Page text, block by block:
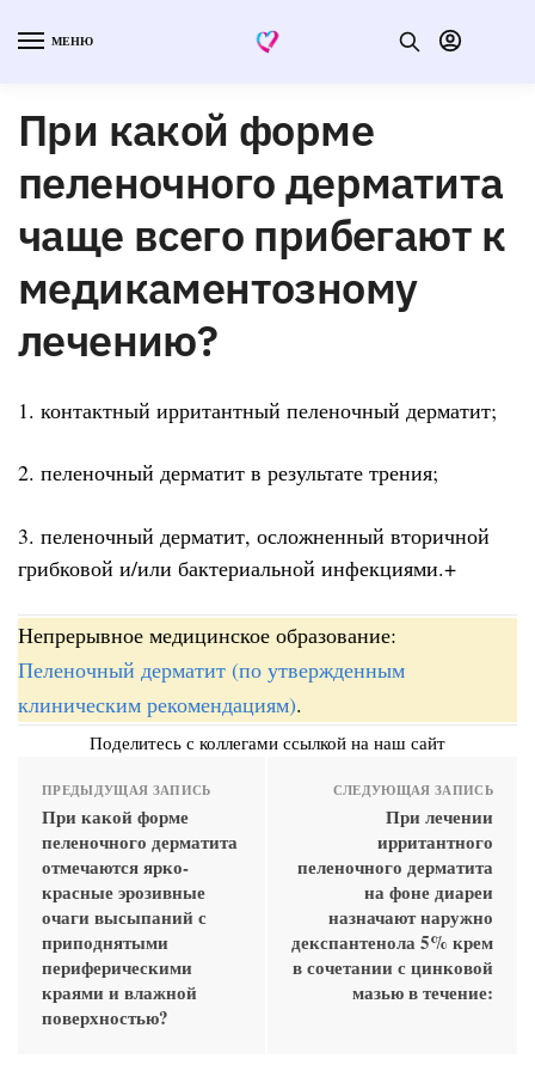
МЕНЮ
При какой форме
пеленочного дерматита
чаще всего прибегают к
медикаментозному
лечению?
1. контактный ирритантный пеленочный дерматит;
2. пеленочный дерматит в результате трения;
3. пеленочный дерматит, осложненный вторичной
грибковой и/или бактериальной инфекциями.+
Непрерывное медицинское образование:
Пеленочный дерматит (по утвержденным
клиническим рекомендациям).
Поделитесь с коллегами ссылкой на наш сайт
ПРЕДЫДУЩАЯ ЗАПИСЬ
При какой форме
пеленочного дерматита
отмечаются ярко-
красные эрозивные
очаги высыпаний с
приподнятыми
периферическими
краями и влажной
поверхностью?
СЛЕДУЮЩАЯ ЗАПИСЬ
При лечении
ирритантного
пеленочного дерматита
на фоне диареи
назначают наружно
декспантенола 5% крем
в сочетании с цинковой
мазью в течение: